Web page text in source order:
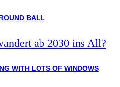
ab 2030 ins All?